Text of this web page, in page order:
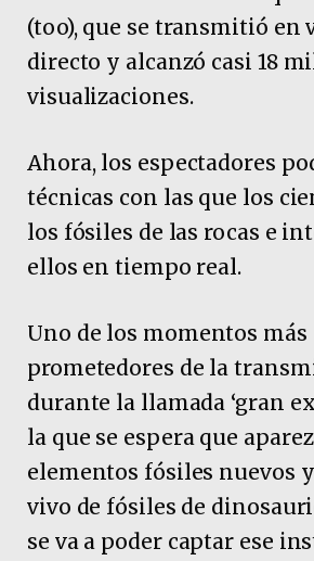
(too), que se transmitió en
directo y alcanzó casi 18
visualizaciones.
Ahora, los espectadores
técnicas con las que los
los fósiles de las rocas e
ellos en tiempo real.
Uno de los momentos más
prometedores de la
durante la llamada ‘gran
la que se espera que
elementos fósiles nuevos
vivo de fósiles de
se va a poder captar ese